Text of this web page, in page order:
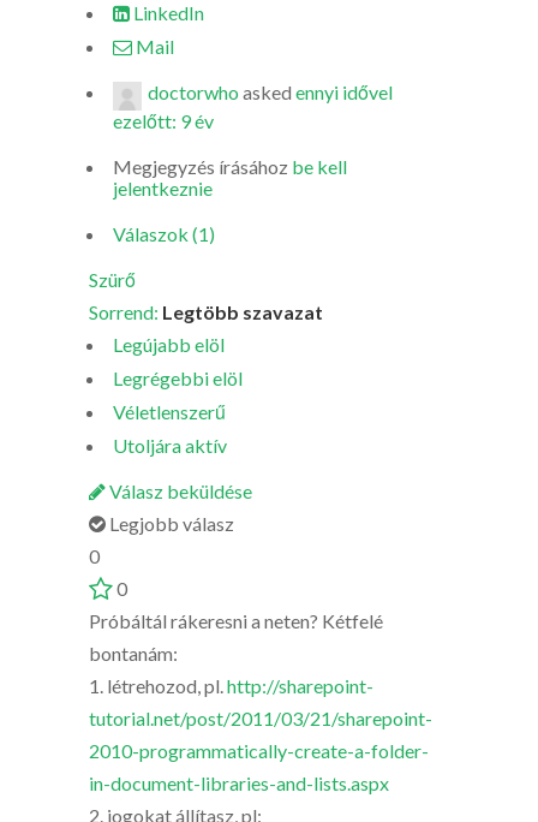
LinkedIn
Mail
doctorwho asked ennyi idővel
ezelőtt: 9 év
Megjegyzés írásához be kell
jelentkeznie
Válaszok (1)
Szürő
Sorrend: Legtöbb szavazat
Legújabb elöl
Legrégebbi elöl
Véletlenszerű
Utoljára aktív
Válasz beküldése
Legjobb válasz
0
0
Próbáltál rákeresni a neten? Kétfelé
bontanám:
1. létrehozod, pl.http://sharepoint-
tutorial.net/post/2011/03/21/sharepoint-
2010-programmatically-create-a-folder-
in-document-libraries-and-lists.aspx
2. jogokat állítasz, pl: